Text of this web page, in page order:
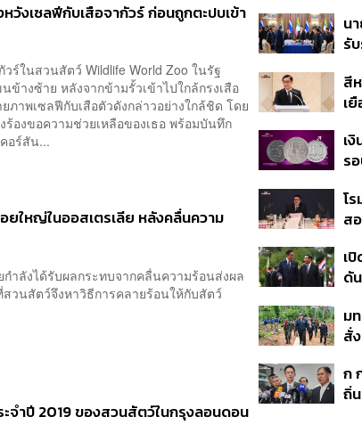
วังเซลฟีกับเสือจากัวร์ ก่อนถูกตะปบเข้า
วร์ในสวนสัตว์ Wildlife World Zoo ในรัฐ
างซ้าย หลังจากข้ามรั้วเข้าไปใกล้กรงเสือ
ภาพเซลฟีกับเสือตัวดังกล่าวอย่างใกล้ชิด โดย
ร้องขอความช่วยเหลือของเธอ พร้อมบันทึก
อร์สัน...
ใหญ่ในออสเตรเลีย หลังคลื่นความ
ำลังได้รับผลกระทบจากคลื่นความร้อนส่งผล
วนสัตว์จึงหาวิธีการคลายร้อนให้กับสัตว์
จำปี 2019 ของสวนสัตว์ในกรุงลอนดอน
ด้
น
รั
ร่
สี
เ
ส
ย้
เ
ร
ส
ต่
โ
ส
อ
ตั
เ
ดั
ช
ท
ม
สั่
ช
ก
ถิ่